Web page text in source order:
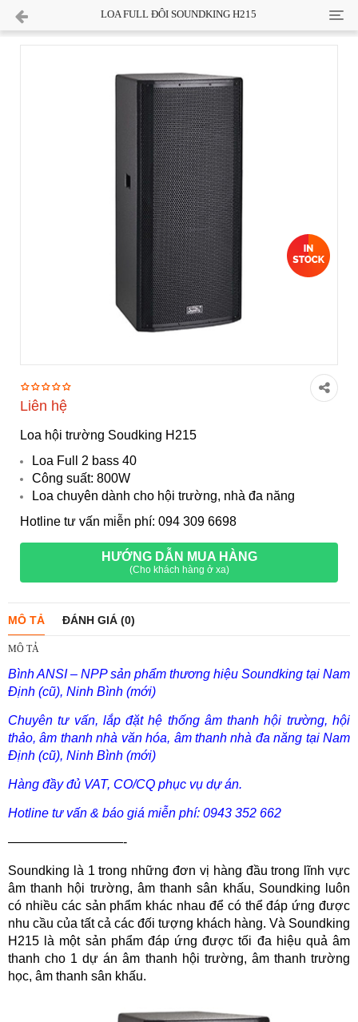
LOA FULL ĐÔI SOUNDKING H215
Liên hệ
Loa hội trường Soudking H215
Loa Full 2 bass 40
Công suất: 800W
Loa chuyên dành cho hội trường, nhà đa năng
Hotline tư vấn miễn phí: 094 309 6698
HƯỚNG DẪN MUA HÀNG
(Cho khách hàng ở xa)
MÔ TẢ ĐÁNH GIÁ (0)
MÔ TẢ
Bình ANSI – NPP sản phẩm thương hiệu Soundking tại Nam
Định (cũ), Ninh Bình (mới)
Chuyên tư vấn, lắp đặt hệ thống âm thanh hội trường, hội
thảo, âm thanh nhà văn hóa, âm thanh nhà đa năng tại Nam
Định (cũ), Ninh Bình (mới)
Hàng đầy đủ VAT, CO/CQ phục vụ dự án.
Hotline tư vấn & báo giá miễn phí: 0943 352 662
—————————-
Soundking là 1 trong những đơn vị hàng đầu trong lĩnh vực
âm thanh hội trường, âm thanh sân khấu, Soundking luôn
có nhiều các sản phẩm khác nhau để có thể đáp ứng được
nhu cầu của tất cả các đối tượng khách hàng. Và Soundking
H215 là một sản phẩm đáp ứng được tối đa hiệu quả âm
thanh cho 1 dự án âm thanh hội trường, âm thanh trường
học, âm thanh sân khấu.